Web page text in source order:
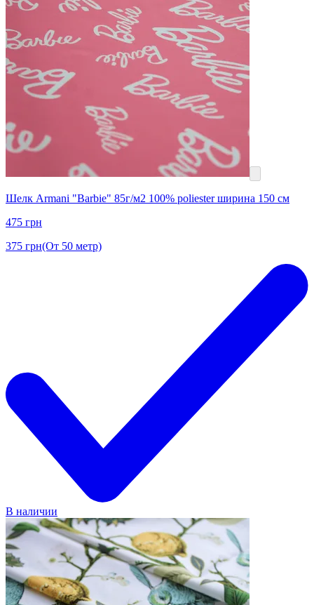
Шелк Armani "Barbie" 85г/м2 100% poliester ширина 150 см
475 грн
375 грн(От 50 метр)
В наличии